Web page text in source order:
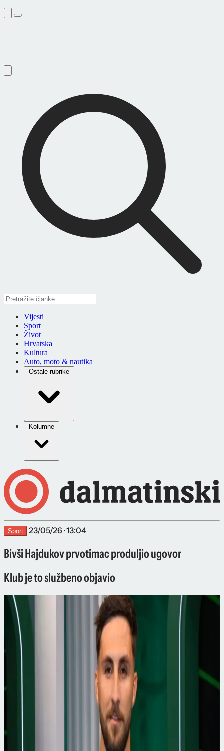
Vijesti
Sport
Život
Hrvatska
Kultura
Auto, moto & nautika
Ostale rubrike
Kolumne
Sport 23/05/26 · 13:04
Bivši Hajdukov prvotimac produljio ugovor
Klub je to službeno objavio